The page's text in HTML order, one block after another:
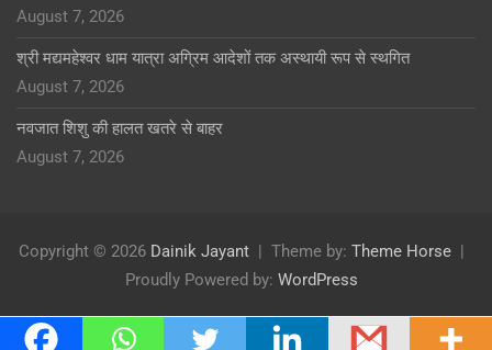
August 7, 2026
श्री मद्यमहेश्वर धाम यात्रा अग्रिम आदेशों तक अस्थायी रूप से स्थगित
August 7, 2026
नवजात शिशु की हालत खतरे से बाहर
August 7, 2026
Copyright © 2026 Dainik Jayant Theme by: Theme Horse
Proudly Powered by: WordPress